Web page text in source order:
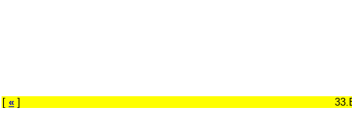
[ « ]